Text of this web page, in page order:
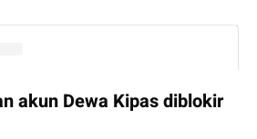
akun Dewa Kipas diblokir